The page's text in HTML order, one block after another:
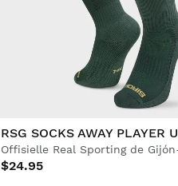
RSG SOCKS AWAY PLAYER U
$24.95